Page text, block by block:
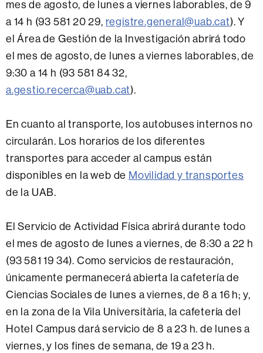
mes de agosto, de lunes a viernes laborables, de 9
a 14 h (93 581 20 29, registre.general@uab.cat). Y
el Área de Gestión de la Investigación abrirá todo
el mes de agosto, de lunes a viernes laborables, de
9:30 a 14 h (93 581 84 32,
a.gestio.recerca@uab.cat).
En cuanto al transporte, los autobuses internos no
circularán. Los horarios de los diferentes
transportes para acceder al campus están
disponibles en la web de Movilidad y transportes
de la UAB.
El Servicio de Actividad Física abrirá durante todo
el mes de agosto de lunes a viernes, de 8:30 a 22 h
(93 581 19 34). Como servicios de restauración,
únicamente permanecerá abierta la cafetería de
Ciencias Sociales de lunes a viernes, de 8 a 16 h; y,
en la zona de la Vila Universitària, la cafetería del
Hotel Campus dará servicio de 8 a 23 h. de lunes a
viernes, y los fines de semana, de 19 a 23 h.